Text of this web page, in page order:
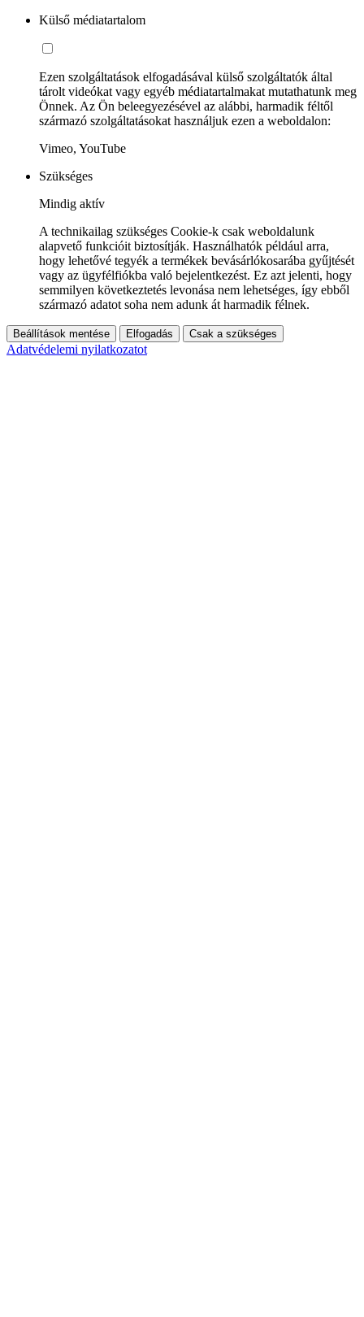
Külső médiatartalom
Ezen szolgáltatások elfogadásával külső szolgáltatók által
tárolt videókat vagy egyéb médiatartalmakat mutathatunk meg
Önnek. Az Ön beleegyezésével az alábbi, harmadik féltől
származó szolgáltatásokat használjuk ezen a weboldalon:
Vimeo, YouTube
Szükséges
Mindig aktív
A technikailag szükséges Cookie-k csak weboldalunk
alapvető funkcióit biztosítják. Használhatók például arra,
hogy lehetővé tegyék a termékek bevásárlókosarába gyűjtését
vagy az ügyfélfiókba való bejelentkezést. Ez azt jelenti, hogy
semmilyen következtetés levonása nem lehetséges, így ebből
származó adatot soha nem adunk át harmadik félnek.
Beállítások mentése Elfogadás Csak a szükséges
Adatvédelemi nyilatkozatot